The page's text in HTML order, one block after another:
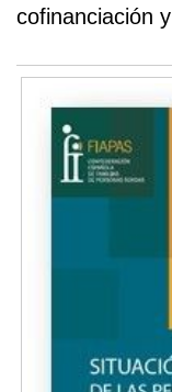
cofinanciación